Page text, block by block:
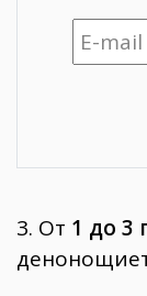
3. От 1 до 3